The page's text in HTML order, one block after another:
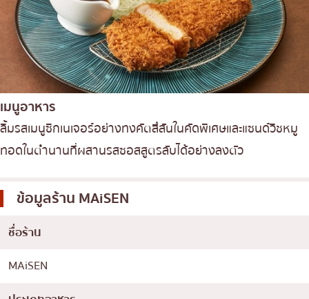
เมนูอาหาร
ลิ้มรสเมนูซิกเนเจอร์อย่างทงคัตสึสันในคัดพิเศษและแซนด์วิชหมู
ทอดในตำนานที่ผสานรสซอสสูตรลับได้อย่างลงตัว
ข้อมูลร้าน MAiSEN
ชื่อร้าน
MAiSEN